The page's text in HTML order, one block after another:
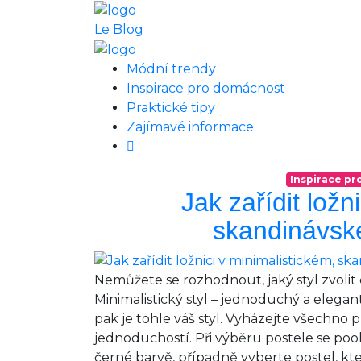
Le Blog
Módní trendy
Inspirace pro domácnost
Praktické tipy
Zajímavé informace
Inspirace
Jak zařídit
Nemůžete se rozhodnout, jaký styl
Minimalistický styl – jednoduchý a
pak je tohle váš styl. Vyházejte
jednoduchostí. Při výběru postele se
černé barvě, případně vyberte postel,